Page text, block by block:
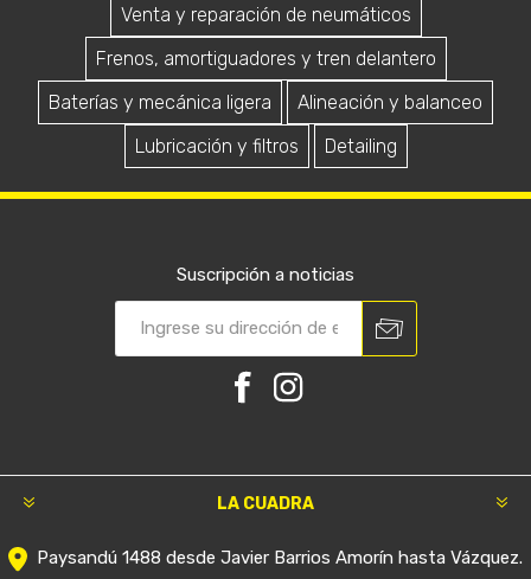
Venta y reparación de neumáticos
Frenos, amortiguadores y tren delantero
Baterías y mecánica ligera
Alineación y balanceo
Lubricación y filtros
Detailing
Suscripción a noticias
LA CUADRA
Paysandú 1488 desde Javier Barrios Amorín hasta Vázquez.